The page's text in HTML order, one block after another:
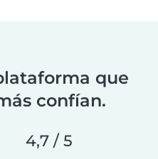
que
confían.
4,7 / 5